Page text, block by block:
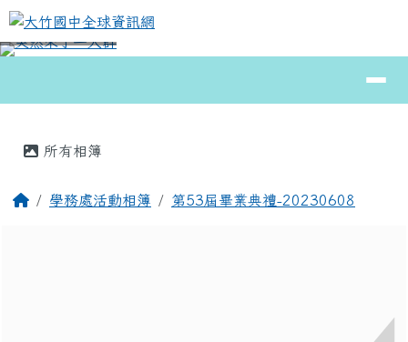
跳至主內容區
大竹國中全球資訊網
⏸
所有相簿
回首頁學務處活動相簿 第53屆畢業典禮-20230608